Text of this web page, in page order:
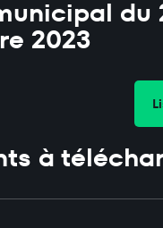
du
2023
à